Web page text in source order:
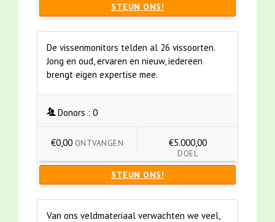
STEUN ONS!
De vissenmonitors telden al 26 vissoorten.
Jong en oud, ervaren en nieuw, iedereen
brengt eigen expertise mee.
Donors : 0
€0,00 ONTVANGEN €5.000,00
DOEL
STEUN ONS!
Van ons veldmateriaal verwachten we veel,